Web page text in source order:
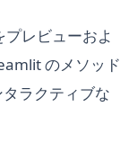
レビューおよ
のメソッド
ラクティブな